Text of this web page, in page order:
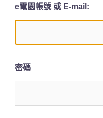
e電園帳號 或 E-mail:
密碼